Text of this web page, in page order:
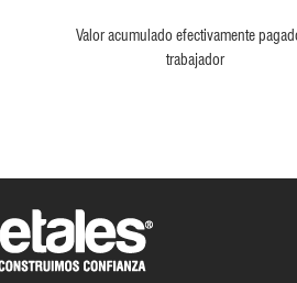
Valor acumulado efectivamente
trabajador